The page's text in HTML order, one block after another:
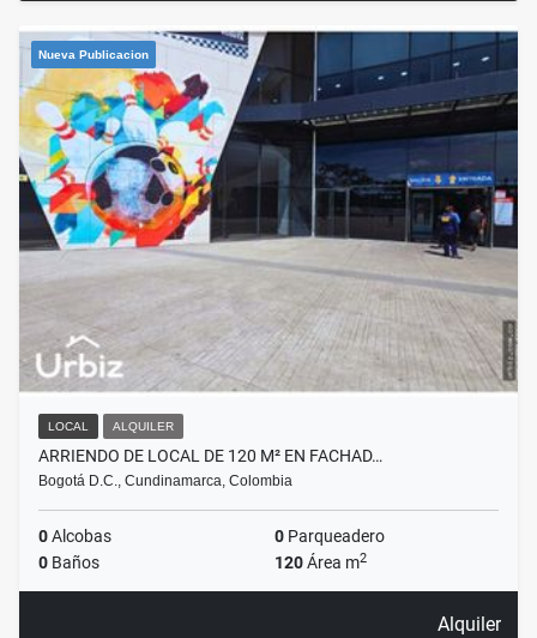
Nueva Publicacion
LOCAL ALQUILER
ARRIENDO DE LOCAL DE 120 M² EN FACHAD…
Bogotá D.C., Cundinamarca, Colombia
0Alcobas 0 Parqueadero
0 Baños 120Área m2
Alquiler